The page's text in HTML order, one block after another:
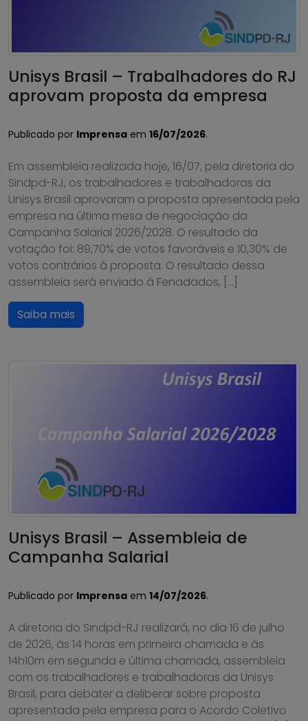
Unisys Brasil – Trabalhadores do RJ
aprovam proposta da empresa
Publicado por Imprensa em 16/07/2026.
Em assembleia realizada hoje, 16/07, pela diretoria do
Sindpd-RJ, os trabalhadores e trabalhadoras da
Unisys Brasil aprovaram a proposta apresentada pela
empresa na última mesa de negociação da
Campanha Salarial 2026/2028. O resultado da
votação foi: 89,70% de votos favoráveis e 10,30% de
votos contrários à proposta. O resultado dessa
assembleia será enviado à Fenadados, […]
Saiba mais
Unisys Brasil – Assembleia de
Campanha Salarial
Publicado por Imprensa em 14/07/2026.
A diretoria do Sindpd-RJ realizará, no dia 16 de julho
de 2026, às 14 horas em primeira chamada e às
14h10m em segunda e última chamada, assembleia
com os trabalhadores e trabalhadoras da Unisys
Brasil, para debater a deliberar sobre proposta
apresentada pela empresa para o Acordo Coletivo